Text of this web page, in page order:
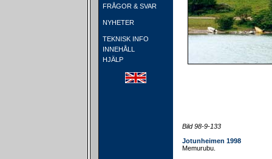
FRÅGOR & SVAR
NYHETER
TEKNISK INFO
INNEHÅLL
HJÄLP
Bild 98-9-133
Jotunheimen 1998
Memurubu.